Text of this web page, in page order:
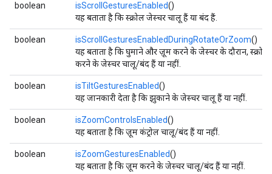
boolean isScrollGesturesEnabled()
यह बताता है कि स्क्रोल जेस्चर चालू हैं या बंद हैं.
boolean isScrollGesturesEnabledDuringRotateOrZoom()
यह बताता है कि घुमाने और ज़ूम करने के जेस्चर के दौरान, स्क्रोल
करने के जेस्चर चालू/बंद हैं या नहीं.
boolean isTiltGesturesEnabled()
यह जानकारी देता है कि झुकाने के जेस्चर चालू हैं या नहीं.
boolean isZoomControlsEnabled()
यह बताता है कि ज़ूम कंट्रोल चालू/बंद हैं या नहीं.
boolean isZoomGesturesEnabled()
यह बताता है कि ज़ूम करने के जेस्चर चालू/बंद हैं या नहीं.